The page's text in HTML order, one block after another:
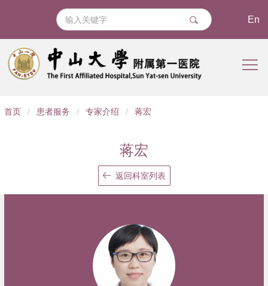
En
导
首页 / 患者服务 / 专家介绍 / 蒋宏
蒋宏
返回科室列表